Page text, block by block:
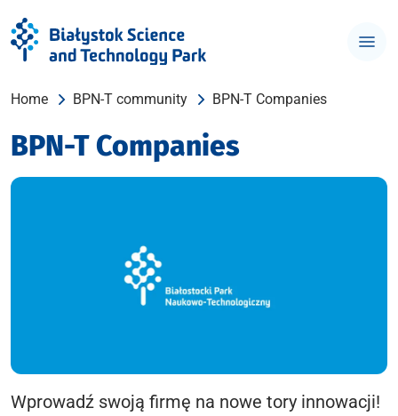
Home BPN-T community BPN-T Companies
BPN-T Companies
Wprowadź swoją firmę na nowe tory innowacji!